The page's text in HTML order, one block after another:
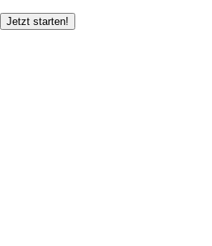
Jetzt starten!